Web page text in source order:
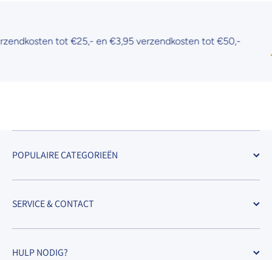
tot €25,- en €3,95 verzendkosten tot €50,-
POPULAIRE CATEGORIEËN
SERVICE & CONTACT
HULP NODIG?